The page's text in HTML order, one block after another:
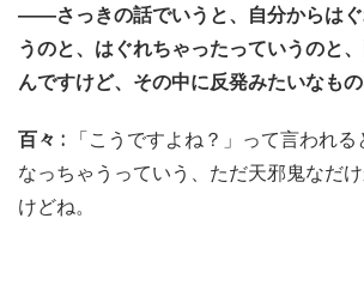
――さっきの話でいうと、自分からは
うのと、はぐれちゃったっていうのと
んですけど、その中に反発みたいなもの
百々 : 「こうですよね？」って言われる
なっちゃうっていう、ただ天邪鬼なだ
けどね。